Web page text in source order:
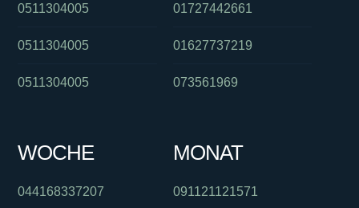
0511304005
0511304005
0511304005
01727442661
01627737219
073561969
WOCHE
044168337207
MONAT
091121121571